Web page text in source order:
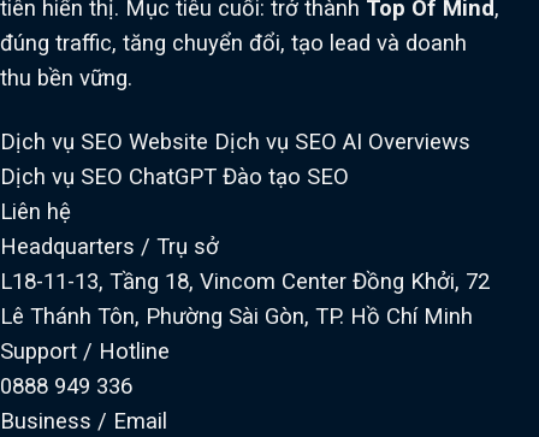
tiên hiển thị. Mục tiêu cuối: trở thành Top Of Mind,
đúng traffic, tăng chuyển đổi, tạo lead và doanh
thu bền vững.
Dịch vụ SEO Website Dịch vụ SEO AI Overviews
Dịch vụ SEO ChatGPT Đào tạo SEO
Liên hệ
Headquarters / Trụ sở
L18-11-13, Tầng 18, Vincom Center Đồng Khởi, 72
Lê Thánh Tôn, Phường Sài Gòn, TP. Hồ Chí Minh
Support / Hotline
0888 949 336
Business / Email